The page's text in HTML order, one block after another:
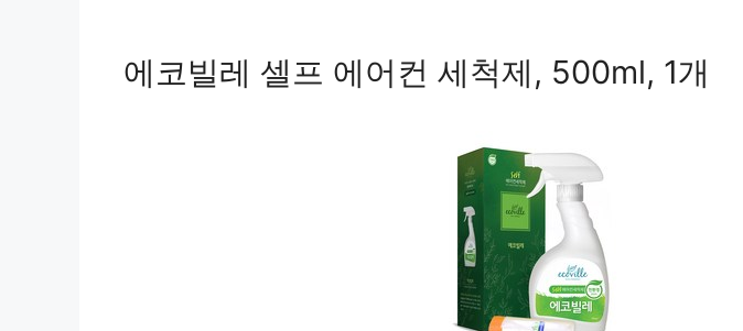
에코빌레 셀프 에어컨 세척제, 500ml, 1개